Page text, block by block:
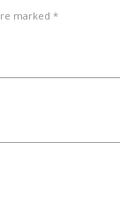
marked *